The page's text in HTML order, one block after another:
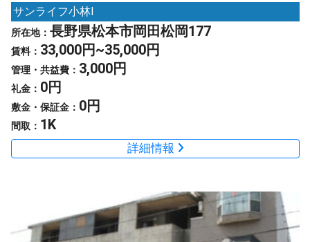
サンライフ小林Ⅰ
所在地： 長野県松本市岡田松岡177
賃料： 33,000円~35,000円
管理・共益費： 3,000円
礼金： 0円
敷金・保証金： 0円
間取： 1K
詳細情報